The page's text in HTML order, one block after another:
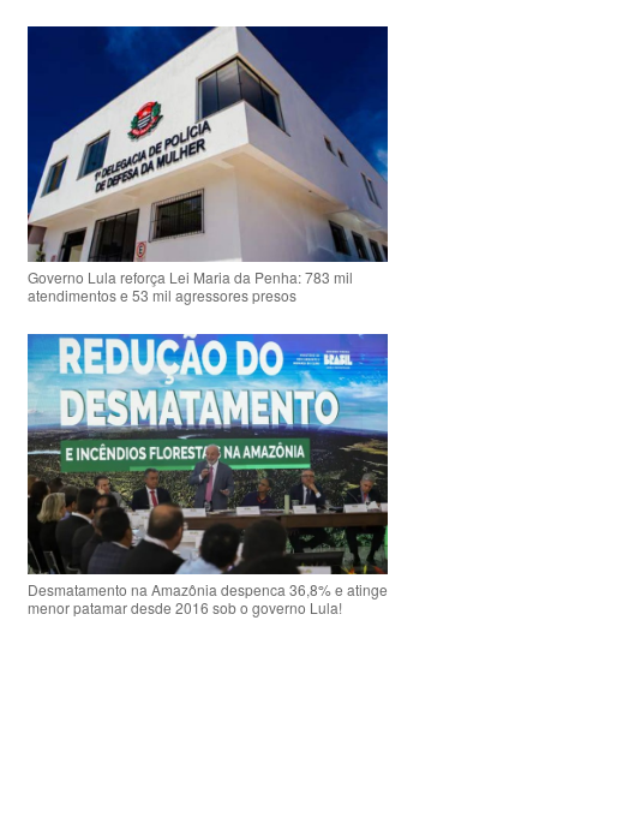
Governo Lula reforça Lei Maria da Penha: 783 mil
atendimentos e 53 mil agressores presos
Desmatamento na Amazônia despenca 36,8% e atinge
menor patamar desde 2016 sob o governo Lula!